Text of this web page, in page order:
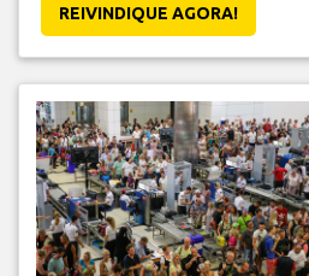
REIVINDIQUE AGORA!